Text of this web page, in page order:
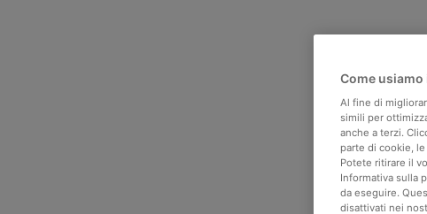
Come usiamo
Al fine di
simili per
anche a terzi.
parte di cookie,
Potete ritirare il
Informativa sulla
da eseguire.
disattivati ​​nei